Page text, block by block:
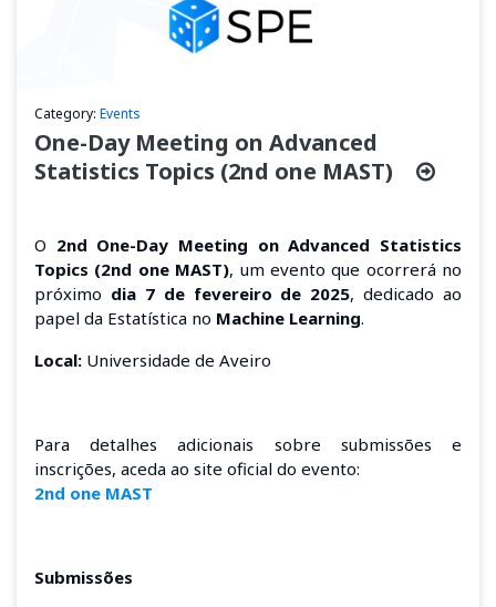
Category: Events
One-Day Meeting on Advanced
Statistics Topics (2nd one MAST)
O 2nd One-Day Meeting on Advanced Statistics
Topics (2nd one MAST), um evento que ocorrerá no
próximo dia 7 de fevereiro de 2025, dedicado ao
papel da Estatística no Machine Learning.
Local: Universidade de Aveiro
Para detalhes adicionais sobre submissões e
inscrições, aceda ao site oficial do evento:
2nd one MAST
Submissões